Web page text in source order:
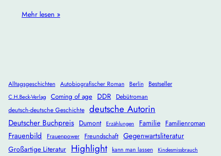
Mehr lesen »
Alltagsgeschichten Autobiografischer Roman Berlin Bestseller
C.H.Beck-Verlag Coming of age DDR
Debütroman
deutsch-deutsche Geschichte deutsche Autorin
Deutscher Buchpreis Dumont Erzählungen Familie Familienroman
Frauenbild Frauenpower Freundschaft Gegenwartsliteratur
Großartige Literatur Highlight kann man lassen Kindesmissbrauch